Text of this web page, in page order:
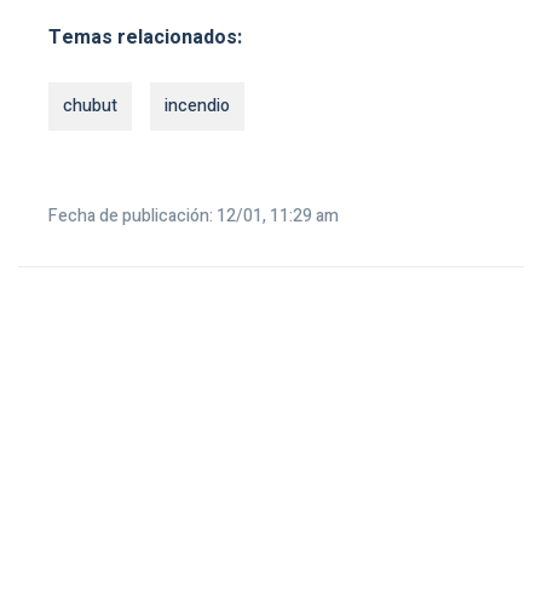
Temas relacionados:
chubut incendio
Fecha de publicación: 12/01, 11:29 am